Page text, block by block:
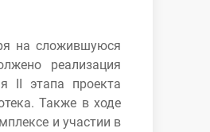
на сложившуюся
реализация
II этапа проекта
Также в ходе
и участии в